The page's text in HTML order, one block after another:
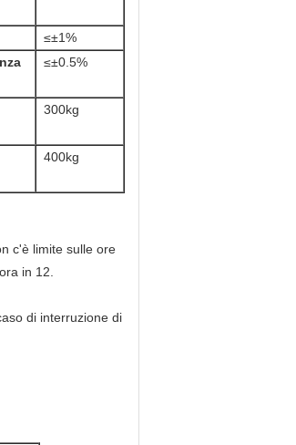
≤±1%
≤±0.5%
300kg
400kg
c'è limite sulle ore
in 12.
di interruzione di